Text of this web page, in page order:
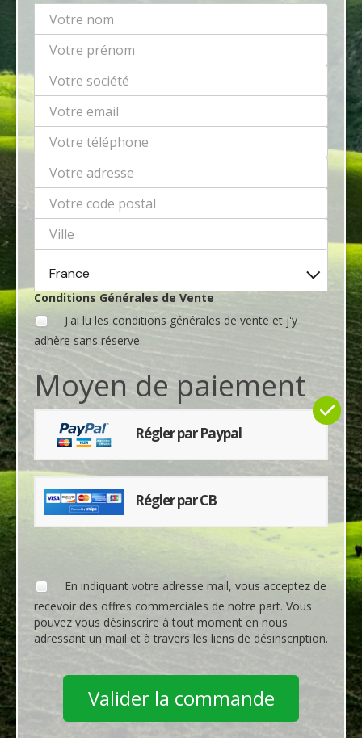
France
Conditions Générales de Vente
J'ai lu les conditions générales de vente et j'y
adhère sans réserve.
Moyen de paiement
Régler par Paypal
Régler par CB
En indiquant votre adresse mail, vous acceptez de
recevoir des offres commerciales de notre part. Vous
pouvez vous désinscrire à tout moment en nous
adressant un mail et à travers les liens de désinscription.
Valider la commande